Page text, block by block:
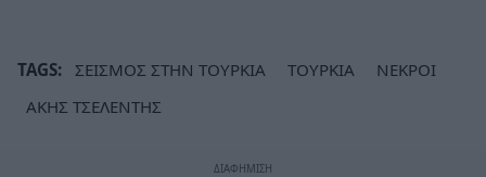
TAGS: ΣΕΙΣΜΟΣ ΣΤΗΝ ΤΟΥΡΚΙΑ ΤΟΥΡΚΙΑ
ΝΕΚΡΟΙ
ΑΚΗΣ ΤΣΕΛΕΝΤΗΣ